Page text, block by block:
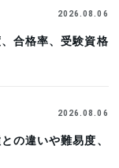
2026.08.06
合格率、受験資格
2026.08.06
の違いや難易度、